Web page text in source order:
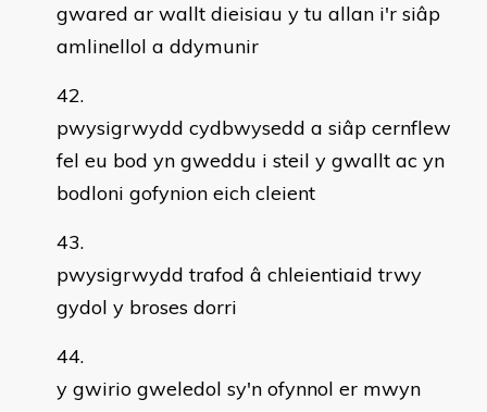
gwared ar wallt dieisiau y tu allan i'r siâp
amlinellol a ddymunir
pwysigrwydd cydbwysedd a siâp cernflew
fel eu bod yn gweddu i steil y gwallt ac yn
bodloni gofynion eich cleient
pwysigrwydd trafod â chleientiaid trwy
gydol y broses dorri
y gwirio gweledol sy'n ofynnol er mwyn